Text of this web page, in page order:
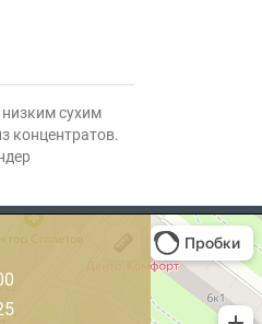
сухим
концентратов.